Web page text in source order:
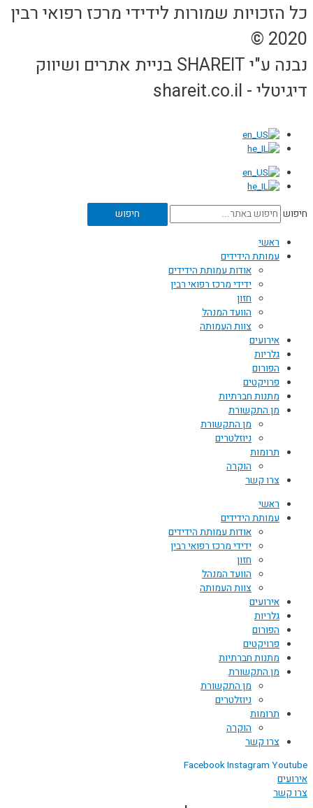
כל הזכויות שמורות לידידי מרכז רפואי רבין
2020 ©
נבנה ע"י SHAREIT בניית אתרים ושיווק
דיגיטלי - shareit.co.il
חיפוש חיפוש
ראשי
עמותת הידידים
אודות עמותת הידידים
ידידי מרכז רפואי רבין
חזון
הוועד המנהל
צוות העמותה
אירועים
גלריות
הפורום
פרויקטים
מתנות חברתיות
מן התקשורת
מן התקשורת
ניוזלטרים
תרומות
הוקרה
צרו קשר
ראשי
עמותת הידידים
אודות עמותת הידידים
ידידי מרכז רפואי רבין
חזון
הוועד המנהל
צוות העמותה
אירועים
גלריות
הפורום
פרויקטים
מתנות חברתיות
מן התקשורת
מן התקשורת
ניוזלטרים
תרומות
הוקרה
צרו קשר
FacebookInstagram Youtube
אירועים
צרו קשר